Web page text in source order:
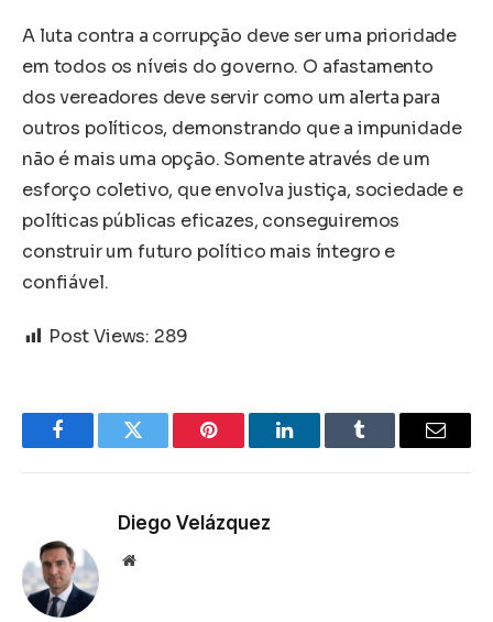
A luta contra a corrupção deve ser uma prioridade
em todos os níveis do governo. O afastamento
dos vereadores deve servir como um alerta para
outros políticos, demonstrando que a impunidade
não é mais uma opção. Somente através de um
esforço coletivo, que envolva justiça, sociedade e
políticas públicas eficazes, conseguiremos
construir um futuro político mais íntegro e
confiável.
Post Views: 289
FacebookTwitter Pinterest LinkedInTumblr Email
Diego Velázquez
Website